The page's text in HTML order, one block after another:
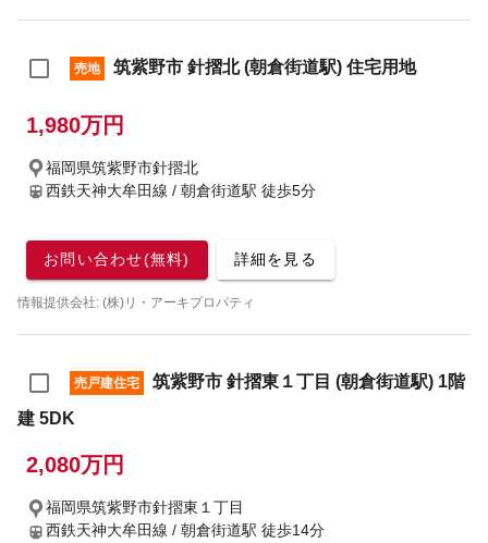
売地 筑紫野市 針摺北 (朝倉街道駅) 住宅用地
1,980万円
福岡県筑紫野市針摺北
西鉄天神大牟田線 / 朝倉街道駅 徒歩5分
お問い合わせ(無料) 詳細を見る
情報提供会社: (株)リ・アーキプロパティ
売戸建住宅
筑紫野市 針摺東１丁目 (朝倉街道駅) 1階
建 5DK
2,080万円
福岡県筑紫野市針摺東１丁目
西鉄天神大牟田線 / 朝倉街道駅 徒歩14分